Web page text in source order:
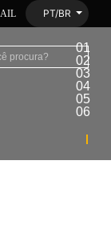
PT/BR
01
02
03
04
05
06